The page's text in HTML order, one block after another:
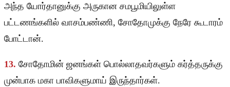
அந்த யோர்தானுக்கு அருகான சமபூமியிலுள்ள
பட்டணங்களில் வாசம்பண்ணி, சோதோமுக்கு நேரே கூடாரம்
போட்டான்.
13. சோதோமின் ஜனங்கள் பொல்லாதவர்களும் கர்த்தருக்கு
முன்பாக மகா பாவிகளுமாய் இருந்தார்கள்.